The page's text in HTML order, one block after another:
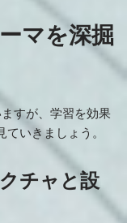
マを深掘
すが、学習を効果
いきましょう。
チャと設